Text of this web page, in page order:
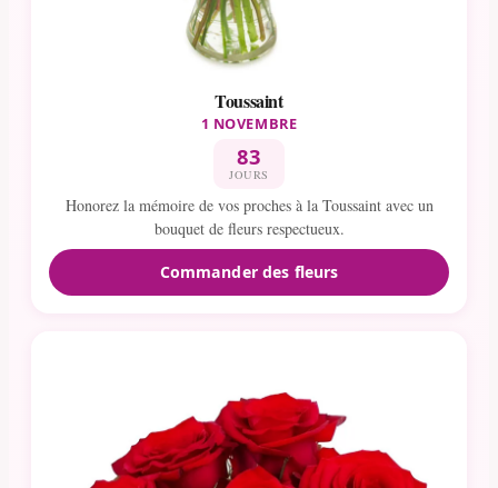
Toussaint
1 NOVEMBRE
83
JOURS
Honorez la mémoire de vos proches à la Toussaint avec un
bouquet de fleurs respectueux.
Commander des fleurs